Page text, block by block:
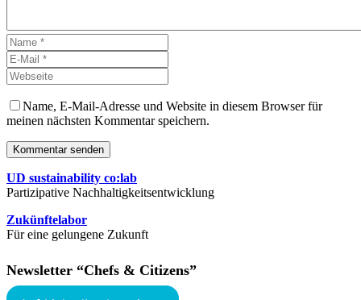
Name, E-Mail-Adresse und Website in diesem Browser für
meinen nächsten Kommentar speichern.
Kommentar senden
UD sustainability co:lab
Partizipative Nachhaltigkeitsentwicklung
Zukünftelabor
Für eine gelungene Zukunft
Newsletter “Chefs & Citizens”